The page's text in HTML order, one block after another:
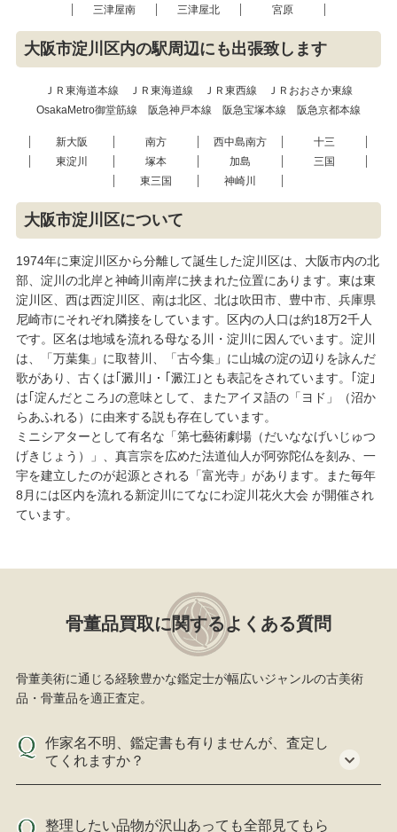
三津屋南
三津屋北 宮原
大阪市淀川区内の駅周辺にも出張致します
ＪＲ東海道本線 ＪＲ東海道線 ＪＲ東西線
ＪＲおおさか東線
OsakaMetro御堂筋線
阪急神戸本線 阪急宝塚本線 阪急京都本線
新大阪 南方 西中島南方
十三
東淀川
塚本 加島
三国
東三国
神崎川
大阪市淀川区について
1974年に東淀川区から分離して誕生した淀川区は、大阪市内の北
部、淀川の北岸と神崎川南岸に挟まれた位置にあります。東は東
淀川区、西は西淀川区、南は北区、北は吹田市、豊中市、兵庫県
尼崎市にそれぞれ隣接をしています。区内の人口は約18万2千人
です。区名は地域を流れる母なる川・淀川に因んでいます。淀川
は、「万葉集」に取替川、「古今集」に山城の淀の辺りを詠んだ
歌があり、古くは｢澱川｣・｢澱江｣とも表記をされています。｢淀｣
は｢淀んだところ｣の意味として、またアイヌ語の「ヨド」（沼か
らあふれる）に由来する説も存在しています。
ミニシアターとして有名な「第七藝術劇場（だいななげいじゅつ
げきじょう）」、真言宗を広めた法道仙人が阿弥陀仏を刻み、一
宇を建立したのが起源とされる「富光寺」があります。また毎年
8月には区内を流れる新淀川にてなにわ淀川花火大会 が開催され
ています。
骨董品買取に関するよくある質問
骨董美術に通じる経験豊かな鑑定士が幅広いジャンルの古美術
品・骨董品を適正査定。
作家名不明、鑑定書も有りませんが、査定し
てくれますか？
整理したい品物が沢山あっても全部見てもら